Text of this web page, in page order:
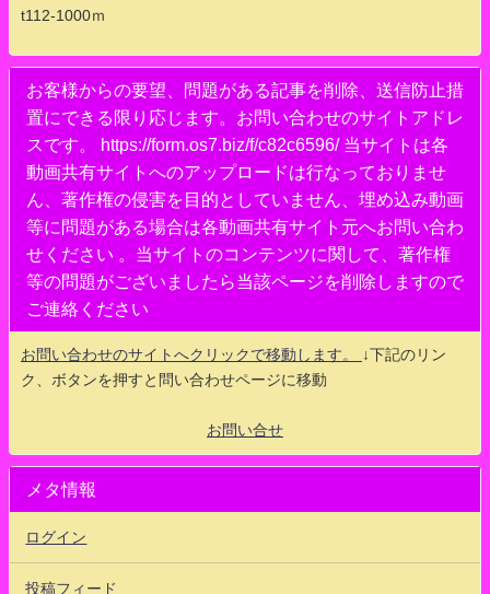
t112-1000ｍ
お客様からの要望、問題がある記事を削除、送信防止措
置にできる限り応じます。お問い合わせのサイトアドレ
スです。 https://form.os7.biz/f/c82c6596/ 当サイトは各
動画共有サイトへのアップロードは行なっておりませ
ん、著作権の侵害を目的としていません、埋め込み動画
等に問題がある場合は各動画共有サイト元へお問い合わ
せください 。当サイトのコンテンツに関して、著作権
等の問題がございましたら当該ページを削除しますので
ご連絡ください
お問い合わせのサイトへクリックで移動します。
↓下記のリン
ク、ボタンを押すと問い合わせページに移動
お問い合せ
メタ情報
ログイン
投稿フィード